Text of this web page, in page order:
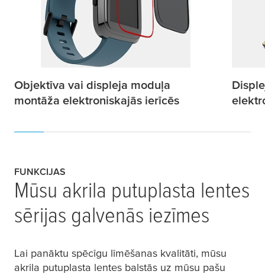
Objektīva vai displeja moduļa
montāža elektroniskajās ierīcēs
FUNKCIJAS
Mūsu akrila putuplasta lentes
sērijas galvenās iezīmes
Lai panāktu spēcīgu līmēšanas kvalitāti, mūsu
akrila putuplasta lentes balstās uz mūsu pašu